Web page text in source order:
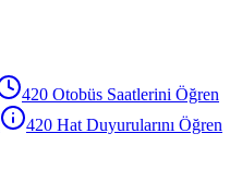
420 Otobüs Saatlerini Öğren
420 Hat Duyurularını Öğren